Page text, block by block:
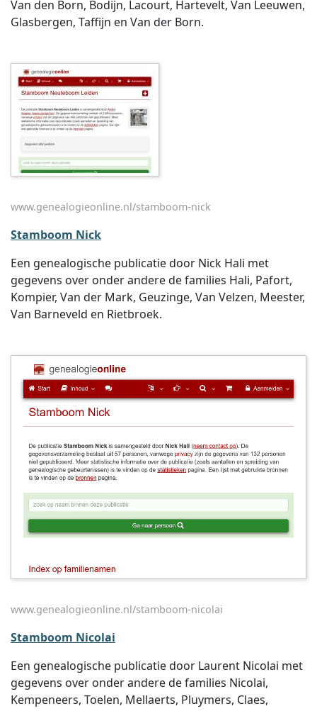
Van den Born, Bodijn, Lacourt, Hartevelt, Van Leeuwen,
Glasbergen, Taffijn en Van der Born.
www.genealogieonline.nl/stamboom-nick
Stamboom Nick
Een genealogische publicatie door Nick Hali met
gegevens over onder andere de families Hali, Pafort,
Kompier, Van der Mark, Geuzinge, Van Velzen, Meester,
Van Barneveld en Rietbroek.
www.genealogieonline.nl/stamboom-nicolai
Stamboom Nicolai
Een genealogische publicatie door Laurent Nicolai met
gegevens over onder andere de families Nicolai,
Kempeneers, Toelen, Mellaerts, Pluymers, Claes,